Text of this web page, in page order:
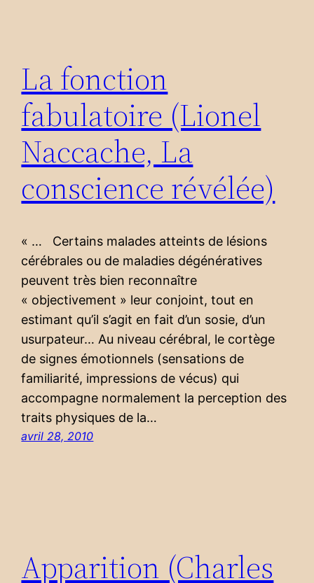
La fonction
fabulatoire (Lionel
Naccache, La
conscience révélée)
« … Certains malades atteints de lésions
cérébrales ou de maladies dégénératives
peuvent très bien reconnaître
« objectivement » leur conjoint, tout en
estimant qu’il s’agit en fait d’un sosie, d’un
usurpateur… Au niveau cérébral, le cortège
de signes émotionnels (sensations de
familiarité, impressions de vécus) qui
accompagne normalement la perception des
traits physiques de la…
avril 28, 2010
Apparition (Charles